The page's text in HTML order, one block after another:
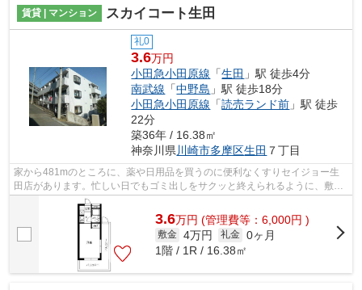
賃貸 | マンション スカイコート生田
礼0
3.6万円
小田急小田原線 「生田 」駅 徒歩4分
南武線 「中野島 」駅 徒歩18分
小田急小田原線 「読売ランド前 」駅 徒歩
22分
築36年 / 16.38㎡
神奈川県 川崎市多摩区生田 ７丁目
家から481mのところに、薬や日用品を買うのに便利なくすりセイジョー生
田店があります。忙しい日でもゴミ出しをサクッと終えられるように、敷地
内にゴミ置き場をつけております。外観...
3.6万円 (管理費等：6,000円 )
敷金 4万円 礼金 0ヶ月
1階 / 1R / 16.38㎡